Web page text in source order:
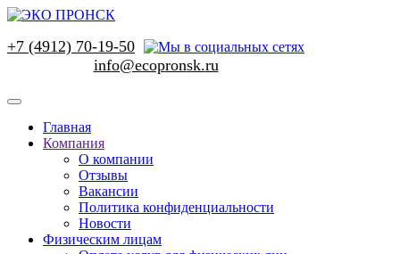
+7 (4912) 70-19-50
Главная
Компания
О компании
Отзывы
Вакансии
Политика конфиденциальности
Новости
Физическим лицам